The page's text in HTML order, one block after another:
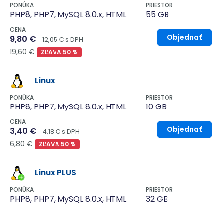
PONÚKA
PHP8, PHP7, MySQL 8.0.x, HTML
PRIESTOR
55 GB
CENA
9,80 € 12,05 € s DPH
19,60 € ZĽAVA 50 %
Objednať
Linux
PONÚKA
PHP8, PHP7, MySQL 8.0.x, HTML
PRIESTOR
10 GB
CENA
3,40 € 4,18 € s DPH
6,80 € ZĽAVA 50 %
Objednať
Linux PLUS
PONÚKA
PHP8, PHP7, MySQL 8.0.x, HTML
PRIESTOR
32 GB